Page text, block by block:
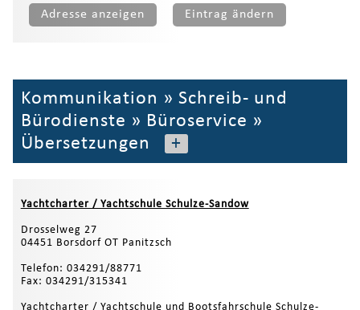
Adresse anzeigen Eintrag ändern
Kommunikation » Schreib- und
Bürodienste » Büroservice »
Übersetzungen
+
Yachtcharter / Yachtschule Schulze-Sandow
Drosselweg 27
04451 Borsdorf OT Panitzsch
Telefon: 034291/88771
Fax: 034291/315341
Yachtcharter / Yachtschule und Bootsfahrschule Schulze-